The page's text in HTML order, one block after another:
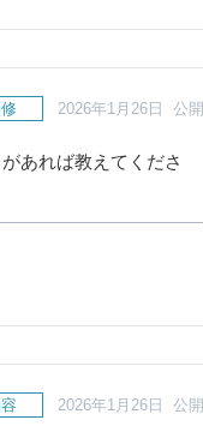
2026年1月26日 公開
あれば教えてくださ
2026年1月26日 公開